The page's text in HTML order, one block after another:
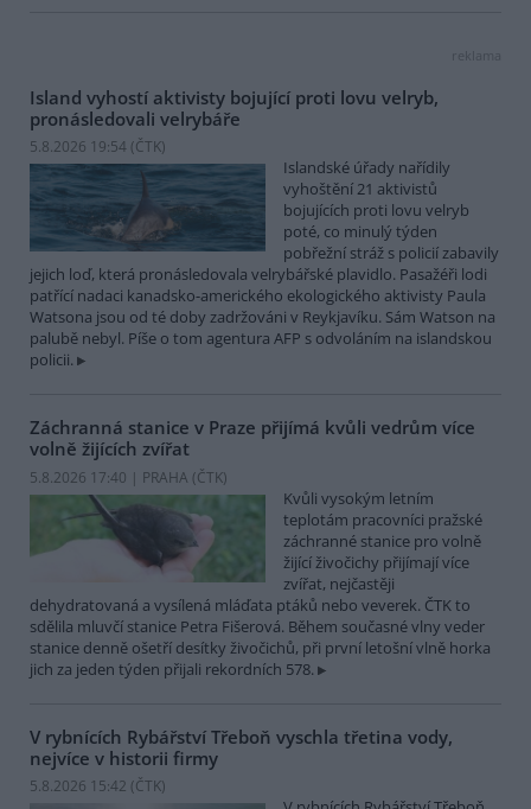
reklama
Island vyhostí aktivisty bojující proti lovu velryb,
pronásledovali velrybáře
5.8.2026 19:54 (ČTK)
Islandské úřady nařídily
vyhoštění 21 aktivistů
bojujících proti lovu velryb
poté, co minulý týden
pobřežní stráž s policií zabavily
jejich loď, která pronásledovala velrybářské plavidlo. Pasažéři lodi
patřící nadaci kanadsko-amerického ekologického aktivisty Paula
Watsona jsou od té doby zadržováni v Reykjavíku. Sám Watson na
palubě nebyl. Píše o tom agentura AFP s odvoláním na islandskou
policii.
Záchranná stanice v Praze přijímá kvůli vedrům více
volně žijících zvířat
5.8.2026 17:40 | PRAHA (ČTK)
Kvůli vysokým letním
teplotám pracovníci pražské
záchranné stanice pro volně
žijící živočichy přijímají více
zvířat, nejčastěji
dehydratovaná a vysílená mláďata ptáků nebo veverek. ČTK to
sdělila mluvčí stanice Petra Fišerová. Během současné vlny veder
stanice denně ošetří desítky živočichů, při první letošní vlně horka
jich za jeden týden přijali rekordních 578.
V rybnících Rybářství Třeboň vyschla třetina vody,
nejvíce v historii firmy
5.8.2026 15:42 (ČTK)